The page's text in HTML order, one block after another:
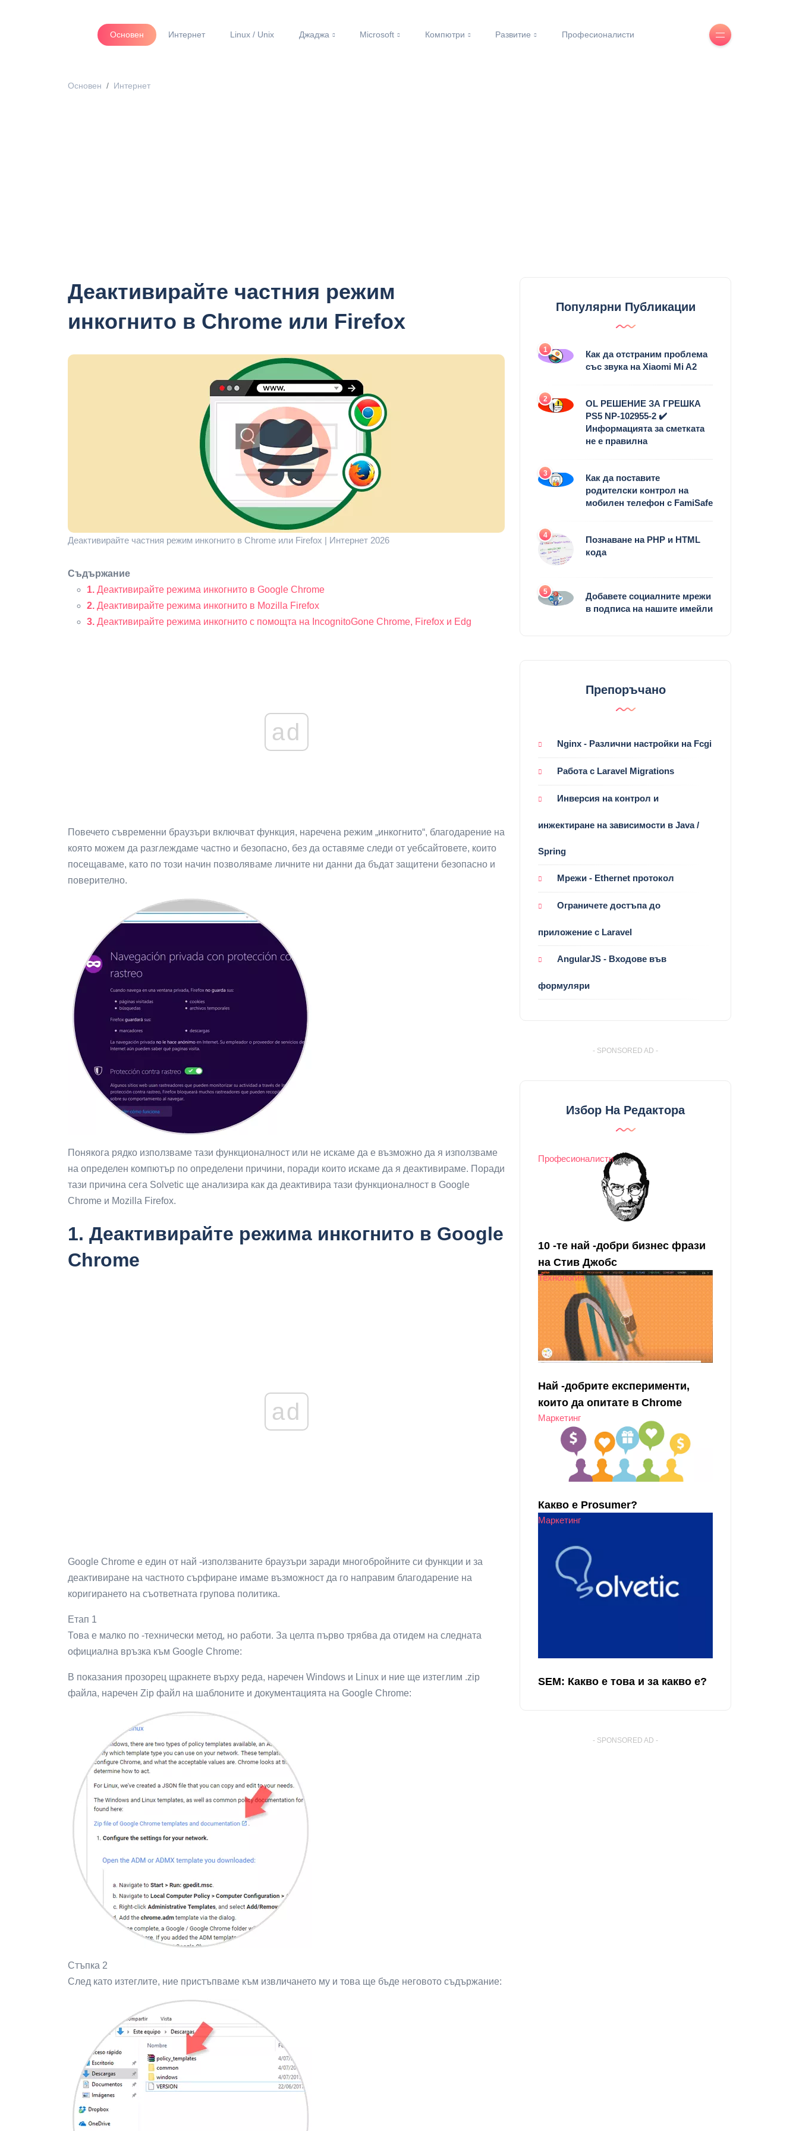
Основен Интернет Linux / Unix Джаджа Microsoft Компютри Развитие Професионалисти
Основен Интернет
Деактивирайте частния режим
инкогнито в Chrome или Firefox
Деактивирайте частния режим инкогнито в Chrome или Firefox | Интернет 2026
Съдържание
1. Деактивирайте режима инкогнито в Google Chrome
2. Деактивирайте режима инкогнито в Mozilla Firefox
3. Деактивирайте режима инкогнито с помощта на IncognitoGone Chrome, Firefox и Edg
ad
Повечето съвременни браузъри включват функция, наречена режим „инкогнито“, благодарение на
която можем да разглеждаме частно и безопасно, без да оставяме следи от уебсайтовете, които
посещаваме, като по този начин позволяваме личните ни данни да бъдат защитени безопасно и
поверително.
Понякога рядко използваме тази функционалност или не искаме да е възможно да я използваме
на определен компютър по определени причини, поради които искаме да я деактивираме. Поради
тази причина сега Solvetic ще анализира как да деактивира тази функционалност в Google
Chrome и Mozilla Firefox.
1. Деактивирайте режима инкогнито в Google
Chrome
ad
Google Chrome е един от най -използваните браузъри заради многобройните си функции и за
деактивиране на частното сърфиране имаме възможност да го направим благодарение на
коригирането на съответната групова политика.
Етап 1
Това е малко по -технически метод, но работи. За целта първо трябва да отидем на следната
официална връзка към Google Chrome:
В показания прозорец щракнете върху реда, наречен Windows и Linux и ние ще изтеглим .zip
файла, наречен Zip файл на шаблоните и документацията на Google Chrome:
Стъпка 2
След като изтеглите, ние пристъпваме към извличането му и това ще бъде неговото съдържание:
Популярни Публикации
1
Как да отстраним проблема
със звука на Xiaomi Mi A2
2
OL РЕШЕНИЕ ЗА ГРЕШКА
PS5 NP-102955-2 ✔️
Информацията за сметката
не е правилна
3
Как да поставите
родителски контрол на
мобилен телефон с FamiSafe
4
Познаване на PHP и HTML
кода
5
Добавете социалните мрежи
в подписа на нашите имейли
Препоръчано
Nginx - Различни настройки на Fcgi
Работа с Laravel Migrations
Инверсия на контрол и
инжектиране на зависимости в Java /
Spring
Мрежи - Ethernet протокол
Ограничете достъпа до
приложение с Laravel
AngularJS - Входове във
формуляри
- SPONSORED AD -
Избор На Редактора
Професионалисти
10 -те най -добри бизнес фрази
на Стив Джобс
Технология
Най -добрите експерименти,
които да опитате в Chrome
Маркетинг
Какво е Prosumer?
Маркетинг
SEM: Какво е това и за какво е?
- SPONSORED AD -